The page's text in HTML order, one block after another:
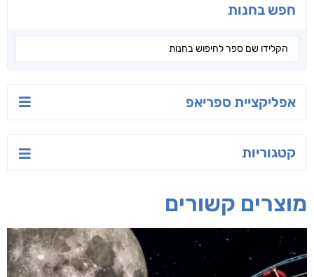
חפש בחנות
אפליקציית ספריאפ
קטגוריות
מוצרים קשורים